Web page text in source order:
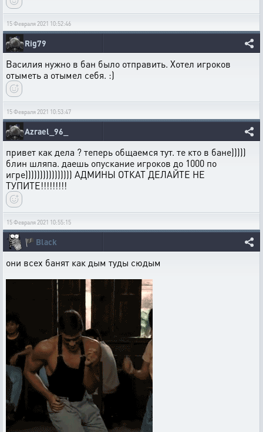
15 Февраля 2021 10:52:46
Rig79
Василия нужно в бан было отправить. Хотел игроков
отыметь а отымел себя. :)
15 Февраля 2021 10:53:47
Azrael_96_
привет как дела ? теперь общаемся тут. те кто в бане)))))
блин шляпа. даешь опускание игроков до 1000 по
игре)))))))))))))))) АДМИНЫ ОТКАТ ДЕЛАЙТЕ НЕ
ТУПИТЕ!!!!!!!!!
15 Февраля 2021 10:55:15
🏴 Black
они всех банят как дым туды сюдым